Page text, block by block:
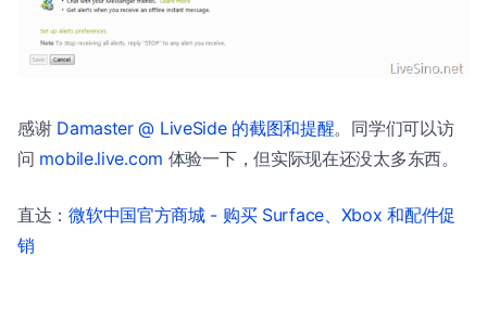
感谢 Damaster @ LiveSide 的截图和提醒。同学们可以访
问 mobile.live.com 体验一下，但实际现在还没太多东西。
直达：微软中国官方商城 - 购买 Surface、Xbox 和配件促
销